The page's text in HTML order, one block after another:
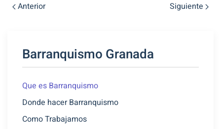
Anterior Siguiente
Barranquismo Granada
Que es Barranquismo
Donde hacer Barranquismo
Como Trabajamos